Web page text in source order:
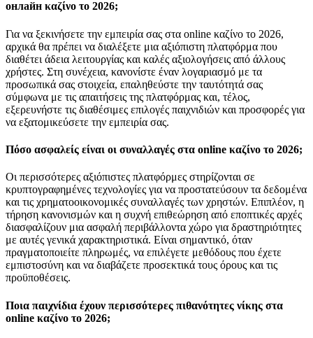
онлайн καζίνο το 2026;
Για να ξεκινήσετε την εμπειρία σας στα online καζίνο το 2026,
αρχικά θα πρέπει να διαλέξετε μια αξιόπιστη πλατφόρμα που
διαθέτει άδεια λειτουργίας και καλές αξιολογήσεις από άλλους
χρήστες. Στη συνέχεια, κανονίστε έναν λογαριασμό με τα
προσωπικά σας στοιχεία, επαληθεύστε την ταυτότητά σας
σύμφωνα με τις απαιτήσεις της πλατφόρμας και, τέλος,
εξερευνήστε τις διαθέσιμες επιλογές παιχνιδιών και προσφορές για
να εξατομικεύσετε την εμπειρία σας.
Πόσο ασφαλείς είναι οι συναλλαγές στα online καζίνο το 2026;
Οι περισσότερες αξιόπιστες πλατφόρμες στηρίζονται σε
κρυπτογραφημένες τεχνολογίες για να προστατεύσουν τα δεδομένα
και τις χρηματοοικονομικές συναλλαγές των χρηστών. Επιπλέον, η
τήρηση κανονισμών και η συχνή επιθεώρηση από εποπτικές αρχές
διασφαλίζουν μια ασφαλή περιβάλλοντα χώρο για δραστηριότητες
με αυτές γενικά χαρακτηριστικά. Είναι σημαντικό, όταν
πραγματοποιείτε πληρωμές, να επιλέγετε μεθόδους που έχετε
εμπιστοσύνη και να διαβάζετε προσεκτικά τους όρους και τις
προϋποθέσεις.
Ποια παιχνίδια έχουν περισσότερες πιθανότητες νίκης στα
online καζίνο το 2026;